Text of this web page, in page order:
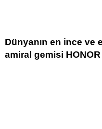
Dünyanın en ince ve
amiral gemisi